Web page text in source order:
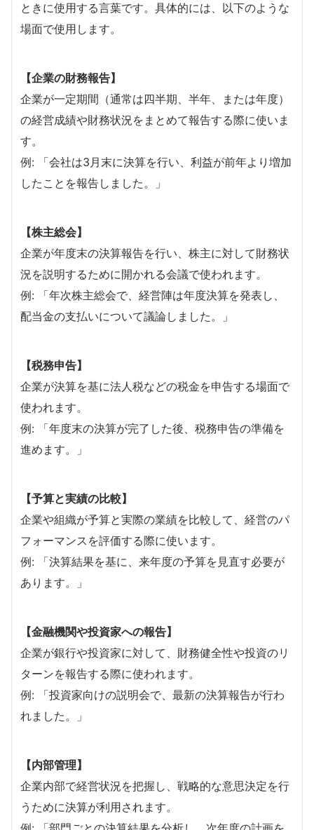
ときに使用する言葉です。具体的には、以下のような
場面で使用します。
【企業の財務報告】
企業が一定期間（通常は四半期、半年、または年度）
の経営成績や財務状況をまとめて報告する際に使いま
す。
例: 「会社は3月末に決算を行い、利益が前年より増加
したことを報告しました。」
【株主総会】
企業が年度末の決算報告を行い、株主に対して財務状
況を説明するために開かれる会議で使われます。
例: 「年次株主総会で、経営陣は年度決算を発表し、
配当金の支払いについて議論しました。」
【税務申告】
企業が決算を基に法人税などの税金を申告する場面で
使われます。
例: 「年度末の決算が完了した後、税務申告の準備を
進めます。」
【予算と実績の比較】
企業や組織が予算と実際の業績を比較して、経営のパ
フォーマンスを評価する際に使います。
例: 「決算結果を基に、来年度の予算を見直す必要が
あります。」
【金融機関や投資家への報告】
企業が銀行や投資家に対して、財務健全性や投資のリ
ターンを報告する際に使われます。
例: 「投資家向けの説明会で、最新の決算報告が行わ
れました。」
【内部管理】
企業内部で経営状況を把握し、戦略的な意思決定を行
うために決算が利用されます。